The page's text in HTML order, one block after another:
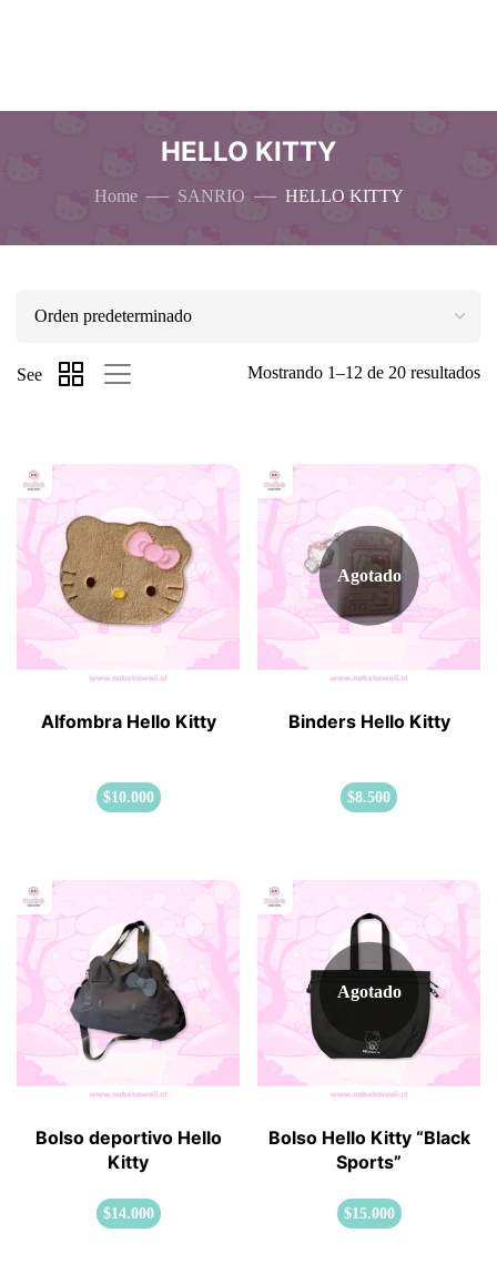
HELLO KITTY
Home SANRIO HELLO KITTY
Mostrando 1–12 de 20 resultados
See
Alfombra Hello Kitty
$10.000
Agotado
Binders Hello Kitty
$8.500
Bolso deportivo Hello
Kitty
$14.000
Agotado
Bolso Hello Kitty “Black
Sports”
$15.000